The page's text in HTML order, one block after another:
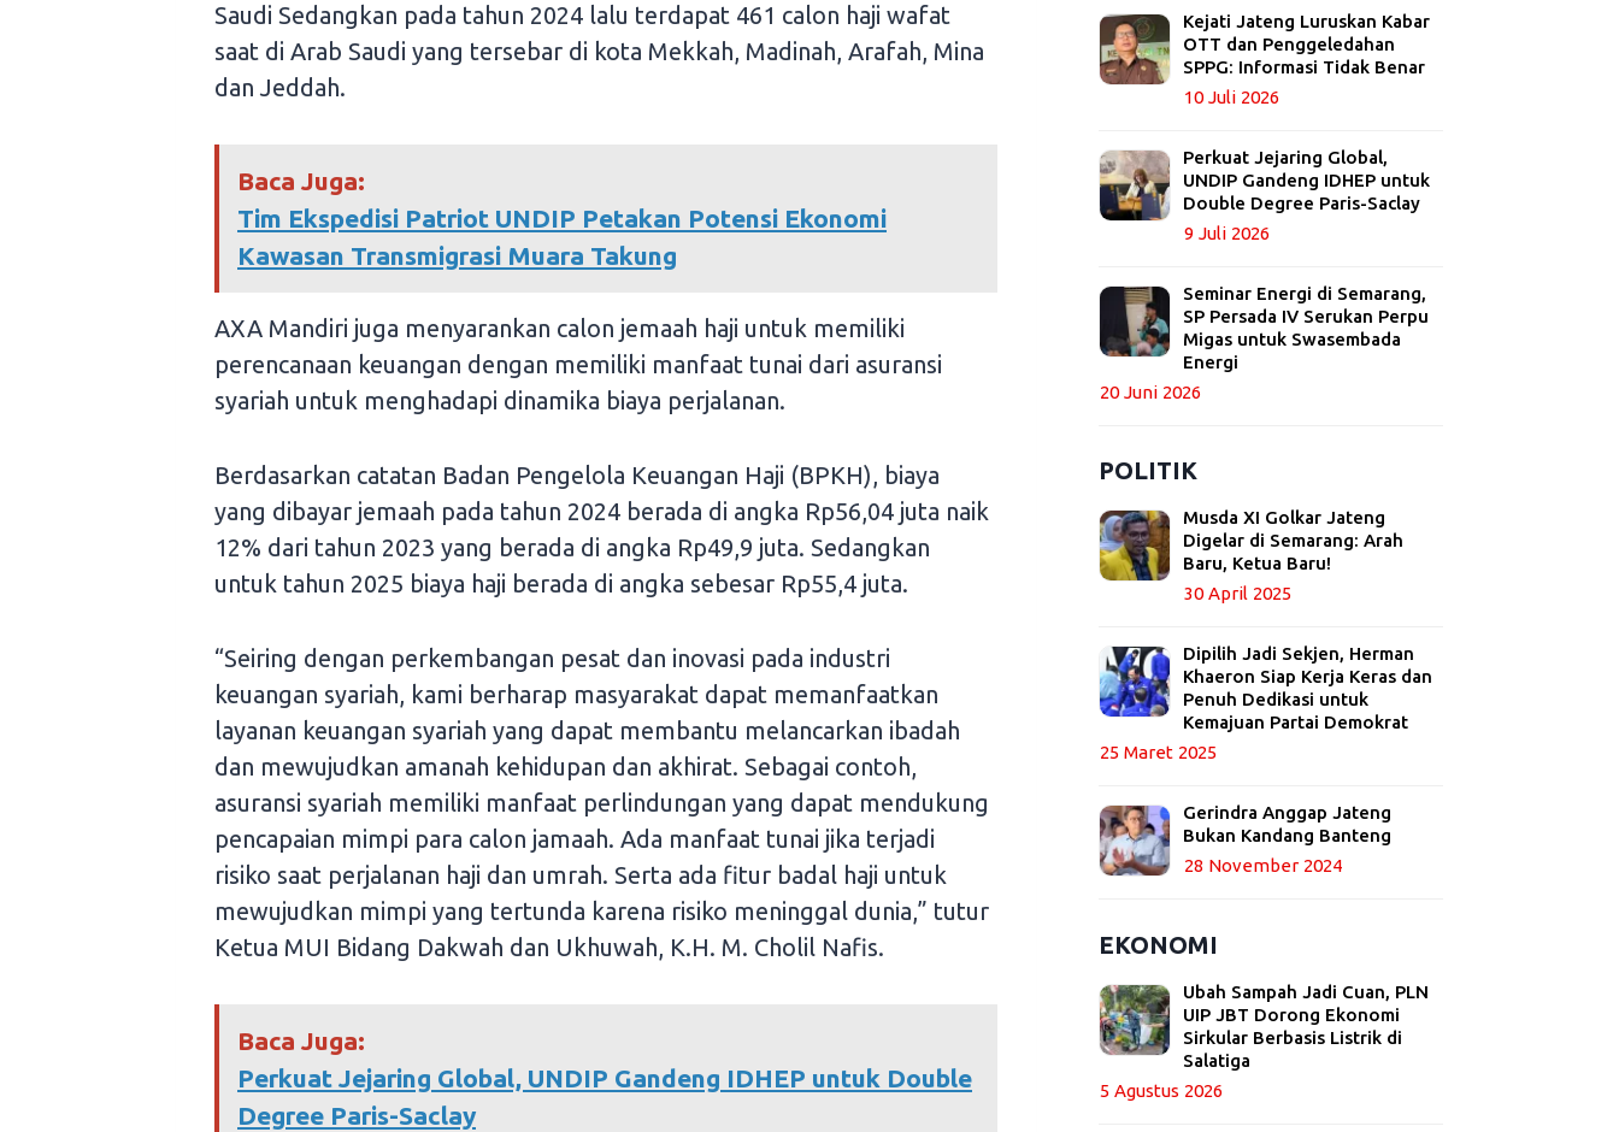
Saudi Sedangkan pada tahun 2024 lalu terdapat 461 calon haji wafat
saat di Arab Saudi yang tersebar di kota Mekkah, Madinah, Arafah, Mina
dan Jeddah.
Baca Juga:
Tim Ekspedisi Patriot UNDIP Petakan Potensi Ekonomi
Kawasan Transmigrasi Muara Takung
AXA Mandiri juga menyarankan calon jemaah haji untuk memiliki
perencanaan keuangan dengan memiliki manfaat tunai dari asuransi
syariah untuk menghadapi dinamika biaya perjalanan.
Berdasarkan catatan Badan Pengelola Keuangan Haji (BPKH), biaya
yang dibayar jemaah pada tahun 2024 berada di angka Rp56,04 juta naik
12% dari tahun 2023 yang berada di angka Rp49,9 juta. Sedangkan
untuk tahun 2025 biaya haji berada di angka sebesar Rp55,4 juta.
“Seiring dengan perkembangan pesat dan inovasi pada industri
keuangan syariah, kami berharap masyarakat dapat memanfaatkan
layanan keuangan syariah yang dapat membantu melancarkan ibadah
dan mewujudkan amanah kehidupan dan akhirat. Sebagai contoh,
asuransi syariah memiliki manfaat perlindungan yang dapat mendukung
pencapaian mimpi para calon jamaah. Ada manfaat tunai jika terjadi
risiko saat perjalanan haji dan umrah. Serta ada fitur badal haji untuk
mewujudkan mimpi yang tertunda karena risiko meninggal dunia,” tutur
Ketua MUI Bidang Dakwah dan Ukhuwah, K.H. M. Cholil Nafis.
Baca Juga:
Perkuat Jejaring Global, UNDIP Gandeng IDHEP untuk Double
Degree Paris-Saclay
Kejati Jateng Luruskan Kabar
OTT dan Penggeledahan
SPPG: Informasi Tidak Benar
10 Juli 2026
Perkuat Jejaring Global,
UNDIP Gandeng IDHEP untuk
Double Degree Paris-Saclay
9 Juli 2026
Seminar Energi di Semarang,
SP Persada IV Serukan Perpu
Migas untuk Swasembada
Energi
20 Juni 2026
POLITIK
Musda XI Golkar Jateng
Digelar di Semarang: Arah
Baru, Ketua Baru!
30 April 2025
Dipilih Jadi Sekjen, Herman
Khaeron Siap Kerja Keras dan
Penuh Dedikasi untuk
Kemajuan Partai Demokrat
25 Maret 2025
Gerindra Anggap Jateng
Bukan Kandang Banteng
28 November 2024
EKONOMI
Ubah Sampah Jadi Cuan, PLN
UIP JBT Dorong Ekonomi
Sirkular Berbasis Listrik di
Salatiga
5 Agustus 2026